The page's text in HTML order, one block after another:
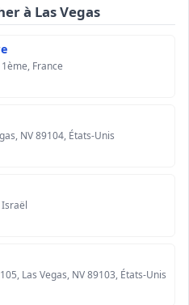
à Las Vegas
France
NV 89104, États-Unis
Israël
Las Vegas, NV 89103, États-Unis